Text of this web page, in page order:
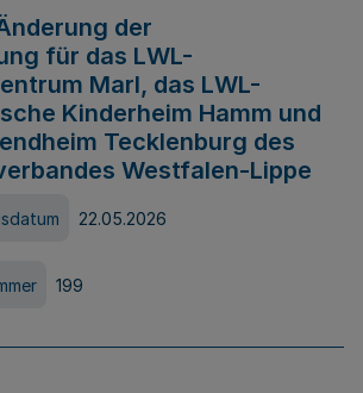
der
für das LWL-
Marl, das LWL-
Kinderheim Hamm und
Tecklenburg des
Westfalen-Lippe
22.05.2026
199